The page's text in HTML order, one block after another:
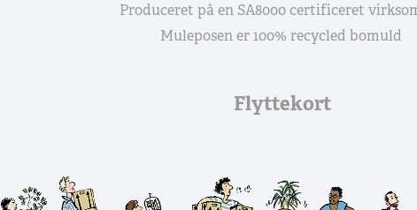
Produceret på en SA8000 certificeret
Muleposen er 100% recycled bomuld
Flyttekort